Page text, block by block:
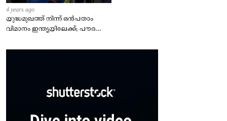
4 years ago
യുദ്ധമുഖത്ത് നിന്ന് ഒൻപതാം
വിമാനം ഇന്ത്യയിലേക്ക്; പൗരന്മാർ
– കേന്ദ്രം